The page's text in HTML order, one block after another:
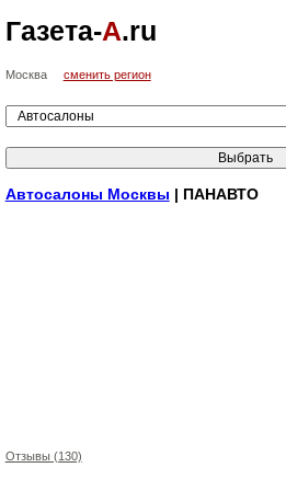
Газета-А.ru
Москва сменить регион
Автосалоны Москвы | ПАНАВТО
Отзывы (130)